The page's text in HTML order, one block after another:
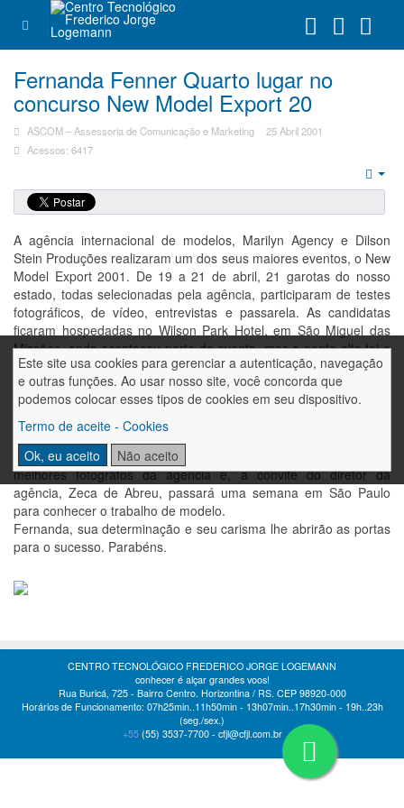
Este site usa cookies para gerenciar a autenticação, navegação
e outras funções. Ao usar nosso site, você concorda que
podemos colocar esses tipos de cookies em seu dispositivo.
Termo de aceite - Cookies
Ok, eu aceito
Não aceito
Fernanda Fenner Quarto lugar no
concurso New Model Export 20
ASCOM – Assessoria de Comunicação e Marketing
25 Abril 2001
Acessos: 6417
A agência internacional de modelos, Marilyn Agency e Dilson
Stein Produções realizaram um dos seus maiores eventos, o New
Model Export 2001. De 19 a 21 de abril, 21 garotas do nosso
estado, todas selecionadas pela agência, participaram de testes
fotográficos, de vídeo, entrevistas e passarela. As candidatas
ficaram hospedadas no Wilson Park Hotel, em São Miguel das
Missões, onde aconteceu parte do evento, mas o ponto alto foi o
desfile que aconteceu no sábado à noite no Clube Gaúcho de
Santo Ângelo. A vencedora, Cristiane Pauli, 16 anos, 1,79m, da
cidade de Porto Xavier, ganhou uma viagem a Nova Iorque.
Fernanda Fenner, aluna da sétima série do Colégio Frederico
recebendo um BOOK em São Paulo, onde será fotografada pelos
melhores fotógrafos da agência e, a convite do diretor da
agência, Zeca de Abreu, passará uma semana em São Paulo
para conhecer o trabalho de modelo.
Fernanda, sua determinação e seu carisma lhe abrirão as portas
para o sucesso. Parabéns.
CENTRO TECNOLÓGICO FREDERICO JORGE LOGEMANN
conhecer é alçar grandes voos!
Rua Buricá, 725 - Bairro Centro. Horizontina / RS. CEP 98920-000
Horários de Funcionamento: 07h25min..11h50min - 13h07min..17h30min - 19h..23h
(seg./sex.)
+55 (55) 3537-7700 - cfjl@cfjl.com.br